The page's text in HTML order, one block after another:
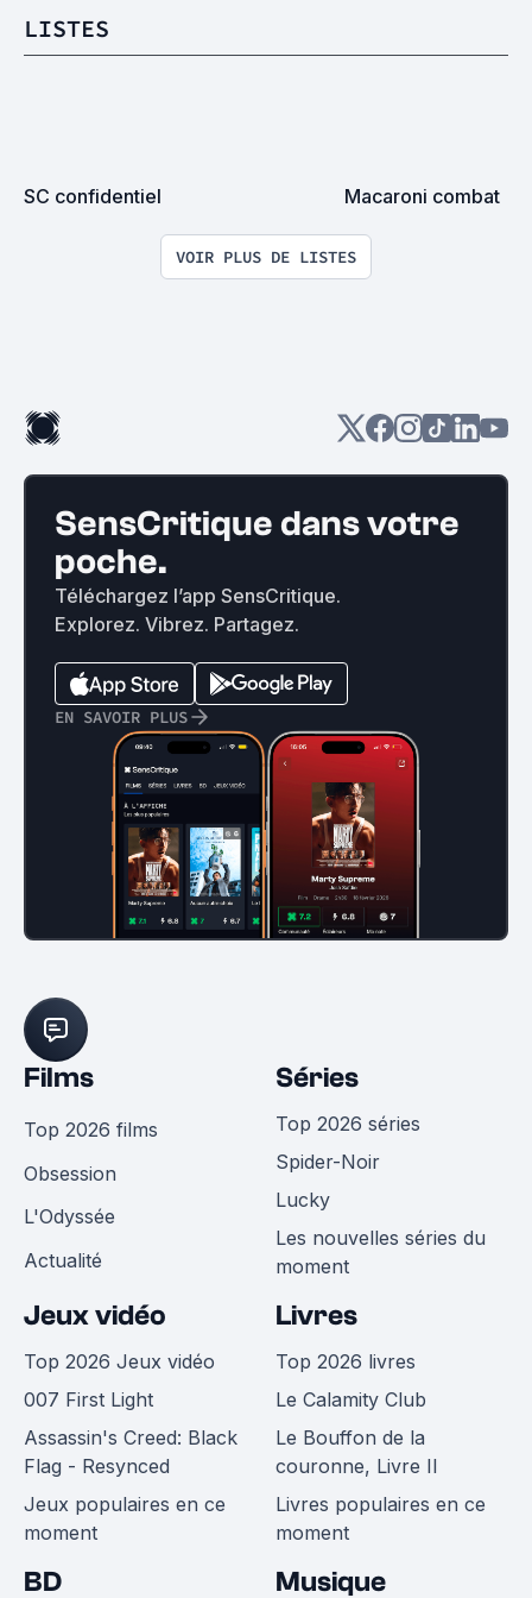
LISTES
SC confidentiel Macaroni combat
VOIR PLUS DE LISTES
SensCritique dans votre
poche.
Téléchargez l’app SensCritique.
Explorez. Vibrez. Partagez.
EN SAVOIR PLUS
Films
Top 2026 films
Obsession
L'Odyssée
Actualité
Séries
Top 2026 séries
Spider-Noir
Lucky
Les nouvelles séries du
moment
Jeux vidéo
Top 2026 Jeux vidéo
007 First Light
Assassin's Creed: Black
Flag - Resynced
Jeux populaires en ce
moment
Livres
Top 2026 livres
Le Calamity Club
Le Bouffon de la
couronne, Livre II
Livres populaires en ce
moment
BD Musique